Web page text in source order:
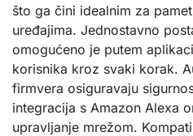
što ga čini idealnim za
uređajima. Jednostavno
omogućeno je putem
korisnika kroz svaki korak.
firmvera osiguravaju
integracija s Amazon Alexa
upravljanje mrežom.